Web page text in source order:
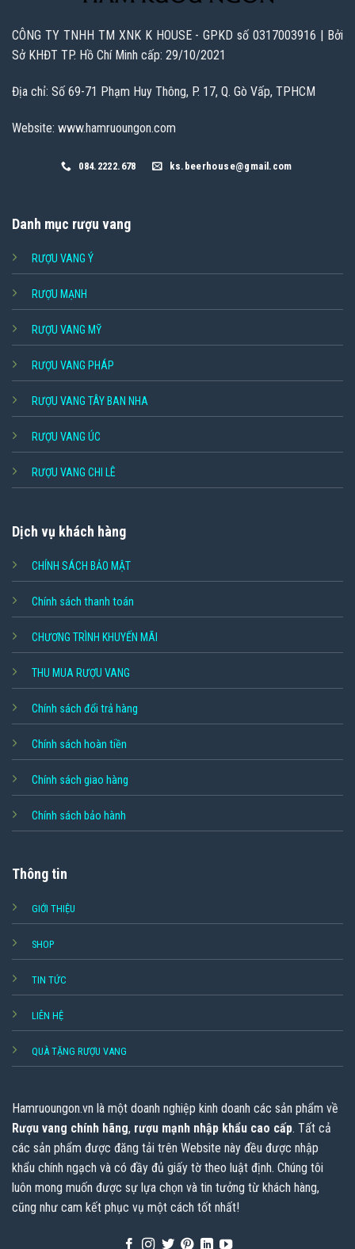
CÔNG TY TNHH TM XNK K HOUSE - GPKD số 0317003916 | Bởi
Sở KHĐT TP. Hồ Chí Minh cấp: 29/10/2021
Địa chỉ: Số 69-71 Phạm Huy Thông, P. 17, Q. Gò Vấp, TPHCM
Website: www.hamruoungon.com
084.2222.678 ks.beerhouse@gmail.com
Danh mục rượu vang
RƯỢU VANG Ý
RƯỢU MẠNH
RƯỢU VANG MỸ
RƯỢU VANG PHÁP
RƯỢU VANG TÂY BAN NHA
RƯỢU VANG ÚC
RƯỢU VANG CHI LÊ
Dịch vụ khách hàng
CHÍNH SÁCH BẢO MẬT
Chính sách thanh toán
CHƯƠNG TRÌNH KHUYẾN MÃI
THU MUA RƯỢU VANG
Chính sách đổi trả hàng
Chính sách hoàn tiền
Chính sách giao hàng
Chính sách bảo hành
Thông tin
GIỚI THIỆU
SHOP
TIN TỨC
LIÊN HỆ
QUÀ TẶNG RƯỢU VANG
Hamruoungon.vn là một doanh nghiệp kinh doanh các sản phẩm về
Rượu vang chính hãng, rượu mạnh nhập khẩu cao cấp. Tất cả
các sản phẩm được đăng tải trên Website này đều được nhập
khẩu chính ngạch và có đầy đủ giấy tờ theo luật định. Chúng tôi
luôn mong muốn được sự lựa chọn và tin tưởng từ khách hàng,
cũng như cam kết phục vụ một cách tốt nhất!